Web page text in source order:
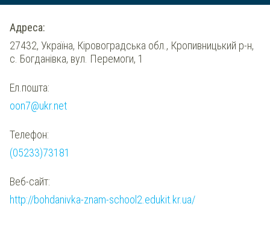
Адреса:
27432, Україна, Кіровоградська обл., Кропивницький р-н,
с. Богданівка, вул. Перемоги, 1
Ел.пошта:
oon7@ukr.net
Телефон:
(05233)73181
Веб-сайт:
http://bohdanivka-znam-school2.edukit.kr.ua/